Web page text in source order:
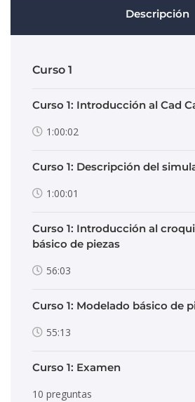
Descripción
Curso 1
Curso 1: Introducción al Cad
1:00:02
Curso 1: Descripción del
1:00:01
Curso 1: Introducción al
básico de piezas
56:03
Curso 1: Modelado básico de
55:13
Curso 1: Examen
10 preguntas